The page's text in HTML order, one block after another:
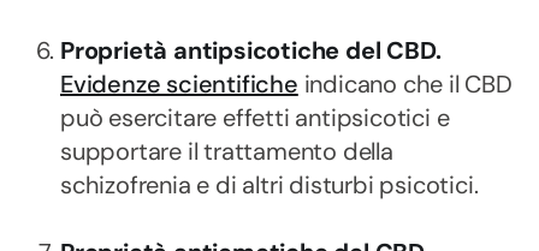
Proprietà antipsicotiche del CBD.
Evidenze scientifiche indicano che il CBD
può esercitare effetti antipsicotici e
supportare il trattamento della
schizofrenia e di altri disturbi psicotici.